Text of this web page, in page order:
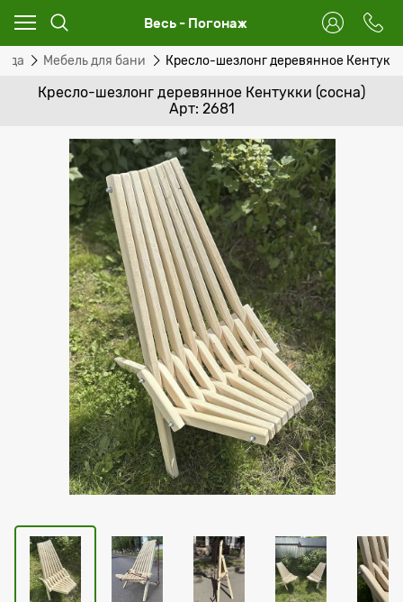
Весь - Погонаж
Мебель для бани Кресло-шезлонг деревянное
Кресло-шезлонг деревянное Кентукки (сосна)
Арт: 2681